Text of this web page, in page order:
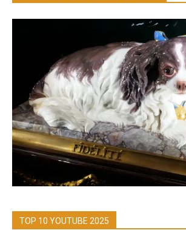
TOP 10 YOUTUBE 2025